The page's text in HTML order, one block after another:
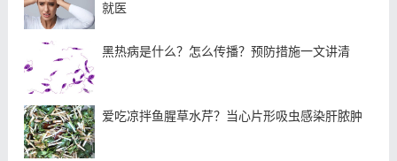
就医
黑热病是什么？怎么传播？预防措施一文讲清
爱吃凉拌鱼腥草水芹？当心片形吸虫感染肝脓肿